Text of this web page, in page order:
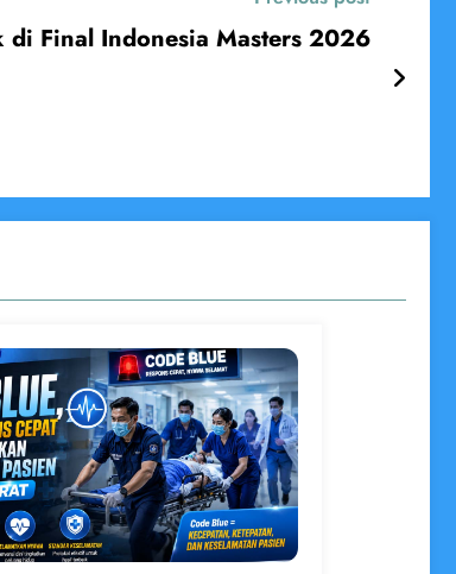
di Final Indonesia Masters 2026